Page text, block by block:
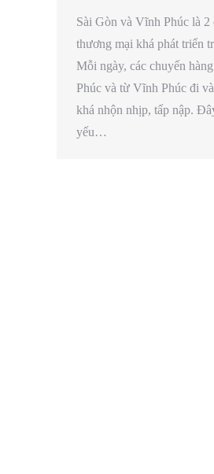
Sài Gòn và Vĩnh Phúc là 2
thương mại khá phát triển
Mỗi ngày, các chuyến
Phúc và từ Vĩnh Phúc đi
khá nhộn nhịp, tấp nập.
yếu…